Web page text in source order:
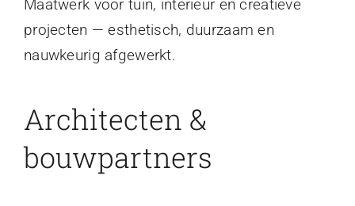
Maatwerk voor tuin, interieur en creatieve
projecten — esthetisch, duurzaam en
nauwkeurig afgewerkt.
Architecten &
bouwpartners